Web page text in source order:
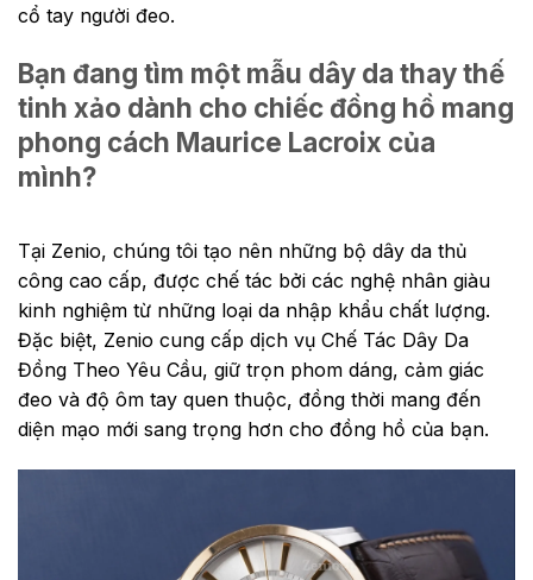
cổ tay người đeo.
Bạn đang tìm một mẫu dây da thay thế
tinh xảo dành cho chiếc đồng hồ mang
phong cách Maurice Lacroix của
mình?
Tại Zenio, chúng tôi tạo nên những bộ dây da thủ
công cao cấp, được chế tác bởi các nghệ nhân giàu
kinh nghiệm từ những loại da nhập khẩu chất lượng.
Đặc biệt, Zenio cung cấp dịch vụ Chế Tác Dây Da
Đồng Theo Yêu Cầu, giữ trọn phom dáng, cảm giác
đeo và độ ôm tay quen thuộc, đồng thời mang đến
diện mạo mới sang trọng hơn cho đồng hồ của bạn.